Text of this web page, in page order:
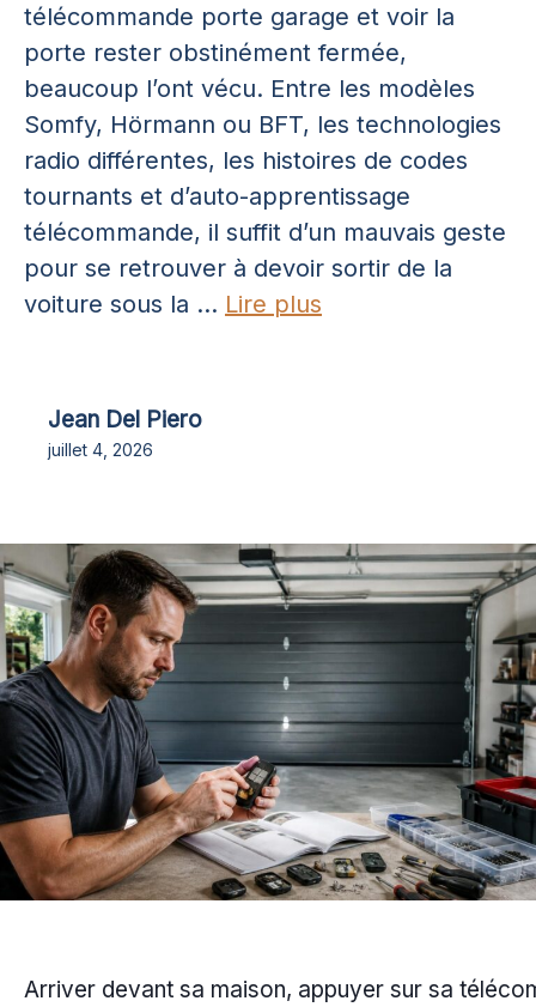
télécommande porte garage et voir la
porte rester obstinément fermée,
beaucoup l’ont vécu. Entre les modèles
Somfy, Hörmann ou BFT, les technologies
radio différentes, les histoires de codes
tournants et d’auto-apprentissage
télécommande, il suffit d’un mauvais geste
pour se retrouver à devoir sortir de la
voiture sous la ... Lire plus
Jean Del Piero
juillet 4, 2026
Arriver devant sa maison, appuyer sur sa